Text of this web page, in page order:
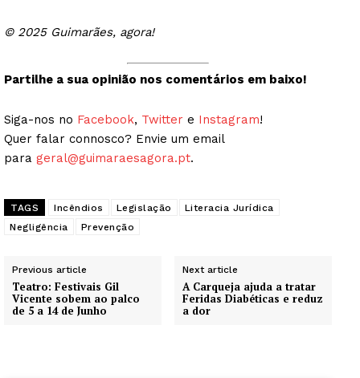
© 2025 Guimarães, agora!
Partilhe a sua opinião nos comentários em baixo!
Siga-nos no Facebook, Twitter e Instagram!
Quer falar connosco? Envie um email
para geral@guimaraesagora.pt.
TAGS Incêndios Legislação
Literacia Jurídica
Negligência
Prevenção
Previous article
Teatro: Festivais Gil
Vicente sobem ao palco
de 5 a 14 de Junho
Next article
A Carqueja ajuda a tratar
Feridas Diabéticas e reduz
a dor